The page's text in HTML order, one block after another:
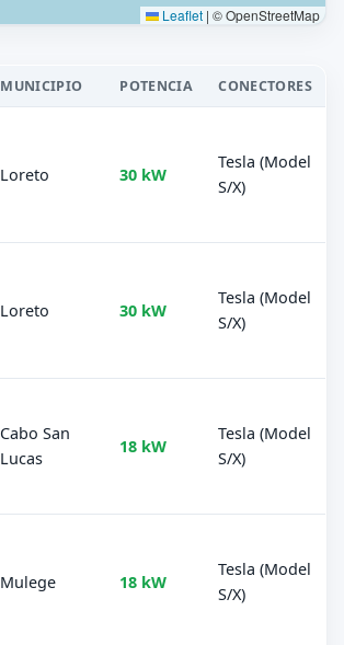
Leaflet | © OpenStreetMap
MUNICIPIO POTENCIA CONECTORES
Loreto 30 kW
Tesla (Model
S/X)
Loreto 30 kW
Tesla (Model
S/X)
Cabo San
Lucas
18 kW
Tesla (Model
S/X)
Mulege 18 kW
Tesla (Model
S/X)